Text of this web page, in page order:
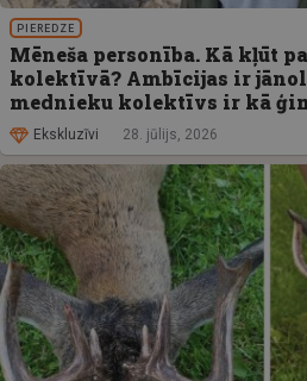
PIEREDZE
Mēneša personība. Kā kļūt
kolektīvā? Ambīcijas ir
mednieku kolektīvs ir kā
Ekskluzīvi 28. jūlijs, 2026